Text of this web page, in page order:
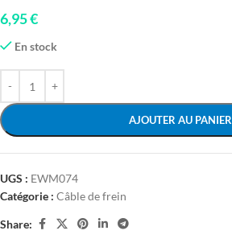
6,95€
En stock
AJOUTER AU PANIER
UGS : EWM074
Catégorie : Câble de frein
Share: